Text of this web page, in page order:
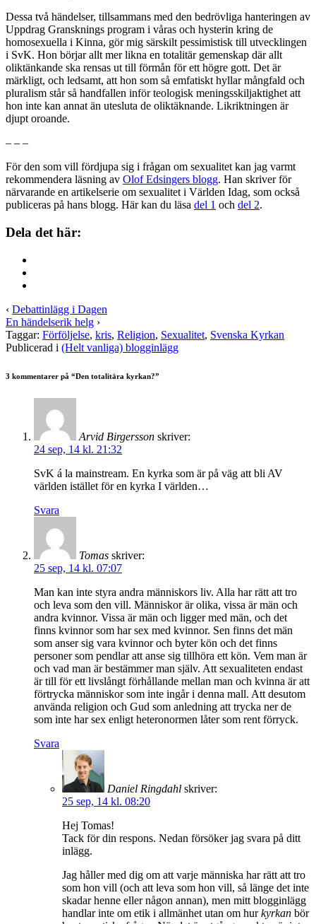
Dessa två händelser, tillsammans med den bedrövliga hanteringen av
Uppdrag Gransknings program i våras och hysterin kring de
homosexuella i Kinna, gör mig särskilt pessimistisk till utvecklingen
i SvK. Hon börjar allt mer likna en totalitär gemenskap där allt
oliktänkande ska rensas ut till förmån för ett högre gott. Det är
märkligt, och ledsamt, att hon som så emfatiskt hyllar mångfald och
pluralism står så handfallen inför teologisk meningsskiljaktighet att
hon inte kan annat än utesluta de oliktäknande. Likriktningen är
djupt oroande.
– – –
För den som vill fördjupa sig i frågan om sexualitet kan jag varmt
rekommendera läsning av Olof Edsingers blogg. Han skriver för
närvarande en artikelserie om sexualitet i Världen Idag, som också
publiceras på hans blogg. Här kan du läsa del 1 och del 2.
Dela det här:
‹ Debattinlägg i Dagen
En händelserik helg ›
Taggar: Förföljelse, kris, Religion, Sexualitet, Svenska Kyrkan
Publicerad i (Helt vanliga) blogginlägg
3 kommentarer på “Den totalitära kyrkan?”
Arvid Birgersson skriver:
24 sep, 14 kl. 21:32
SvK á la mainstream. En kyrka som är på väg att bli AV
världen istället för en kyrka I världen…
Svara
Tomas skriver:
25 sep, 14 kl. 07:07
Man kan inte styra andra människors liv. Alla har rätt att tro
och leva som den vill. Människor är olika, vissa är män och
andra kvinnor. Vissa är män och ligger med män, och det
finns kvinnor som har sex med kvinnor. Sen finns det män
som anser sig vara kvinnor och byter kön och det finns
personer som pendlar att anse sig tillhöra ett kön. Vem man är
och vad man är bestämmer man själv. Att sexualiteten endast
är till för ett livslångt förhållande mellan man och kvinna är att
förtrycka människor som inte ingår i denna mall. Att desutom
använda religion och Gud som anledning att trycka ner de
som inte har sex enligt heteronormen låter som rent förryck.
Svara
Daniel Ringdahl skriver:
25 sep, 14 kl. 08:20
Hej Tomas!
Tack för din respons. Nedan försöker jag svara på ditt
inlägg.
Jag håller med dig om att varje människa har rätt att tro
som hon vill (och att leva som hon vill, så länge det inte
skadar henne eller någon annan), men mitt blogginlägg
handlar inte om etik i allmänhet utan om hurkyrkan bör